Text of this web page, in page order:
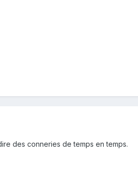
des conneries de temps en temps.